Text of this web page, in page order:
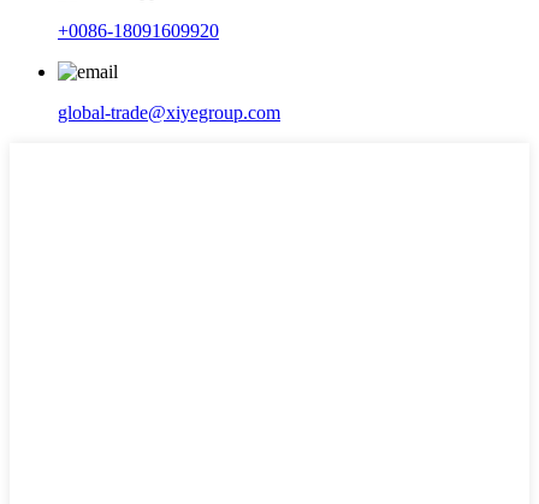
+0086-18091609920
global-trade@xiyegroup.com